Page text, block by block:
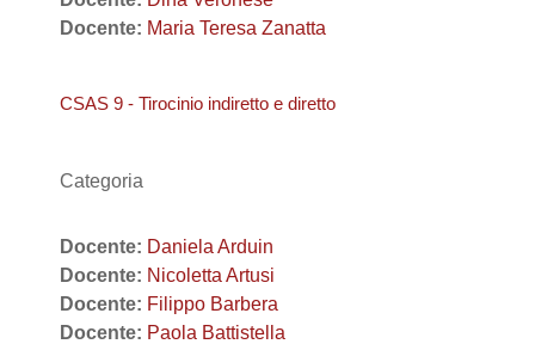
Docente: Maria Teresa Zanatta
CSAS 9 - Tirocinio indiretto e diretto
Categoria
Docente: Daniela Arduin
Docente: Nicoletta Artusi
Docente: Filippo Barbera
Docente: Paola Battistella